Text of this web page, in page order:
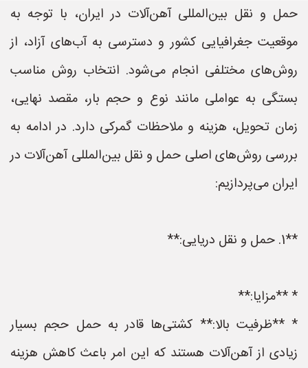
حمل و نقل بین‌المللی آهن‌آلات در ایران، با توجه به
موقعیت جغرافیایی کشور و دسترسی به آب‌های آزاد، از
روش‌های مختلفی انجام می‌شود. انتخاب روش مناسب
بستگی به عواملی مانند نوع و حجم بار، مقصد نهایی،
زمان تحویل، هزینه و ملاحظات گمرکی دارد. در ادامه به
بررسی روش‌های اصلی حمل و نقل بین‌المللی آهن‌آلات در
ایران می‌پردازیم:
**1. حمل و نقل دریایی:**
* **مزایا:**
* **ظرفیت بالا:** کشتی‌ها قادر به حمل حجم بسیار
زیادی از آهن‌آلات هستند که این امر باعث کاهش هزینه